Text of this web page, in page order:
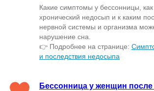
Какие симптомы у бессонницы,
хронический недосып и к каким
нервной системы и организма
нарушение сна.
👉 Подробнее на странице:
и последствия недосыпа
Бессонница у женщин после